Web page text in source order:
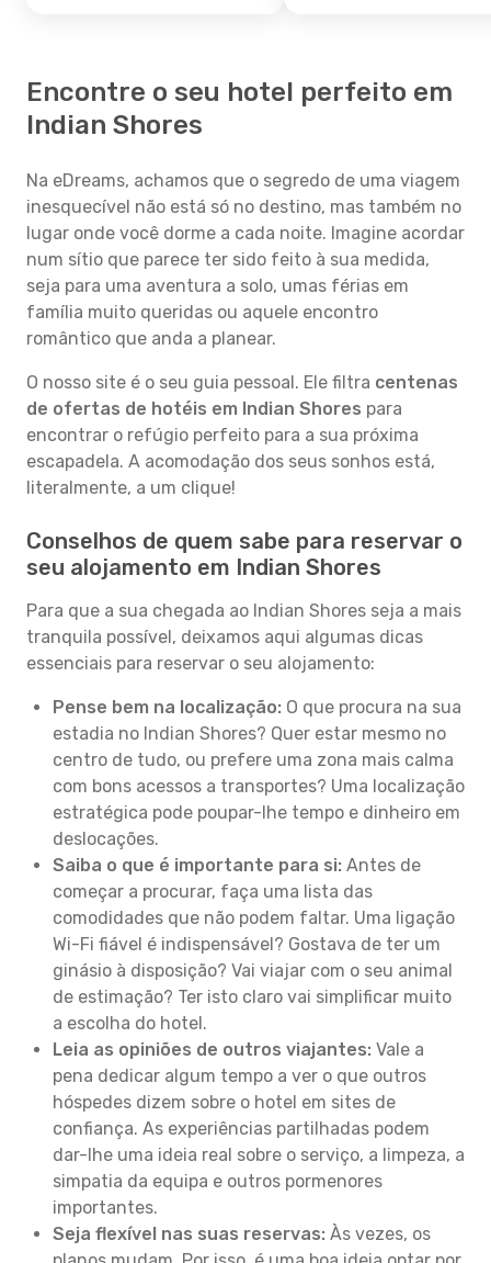
Encontre o seu hotel perfeito em
Indian Shores
Na eDreams, achamos que o segredo de uma viagem
inesquecível não está só no destino, mas também no
lugar onde você dorme a cada noite. Imagine acordar
num sítio que parece ter sido feito à sua medida,
seja para uma aventura a solo, umas férias em
família muito queridas ou aquele encontro
romântico que anda a planear.
O nosso site é o seu guia pessoal. Ele filtra centenas
de ofertas de hotéis em Indian Shores para
encontrar o refúgio perfeito para a sua próxima
escapadela. A acomodação dos seus sonhos está,
literalmente, a um clique!
Conselhos de quem sabe para reservar o
seu alojamento em Indian Shores
Para que a sua chegada ao Indian Shores seja a mais
tranquila possível, deixamos aqui algumas dicas
essenciais para reservar o seu alojamento:
Pense bem na localização: O que procura na sua
estadia no Indian Shores? Quer estar mesmo no
centro de tudo, ou prefere uma zona mais calma
com bons acessos a transportes? Uma localização
estratégica pode poupar-lhe tempo e dinheiro em
deslocações.
Saiba o que é importante para si: Antes de
começar a procurar, faça uma lista das
comodidades que não podem faltar. Uma ligação
Wi-Fi fiável é indispensável? Gostava de ter um
ginásio à disposição? Vai viajar com o seu animal
de estimação? Ter isto claro vai simplificar muito
a escolha do hotel.
Leia as opiniões de outros viajantes: Vale a
pena dedicar algum tempo a ver o que outros
hóspedes dizem sobre o hotel em sites de
confiança. As experiências partilhadas podem
dar-lhe uma ideia real sobre o serviço, a limpeza, a
simpatia da equipa e outros pormenores
importantes.
Seja flexível nas suas reservas: Às vezes, os